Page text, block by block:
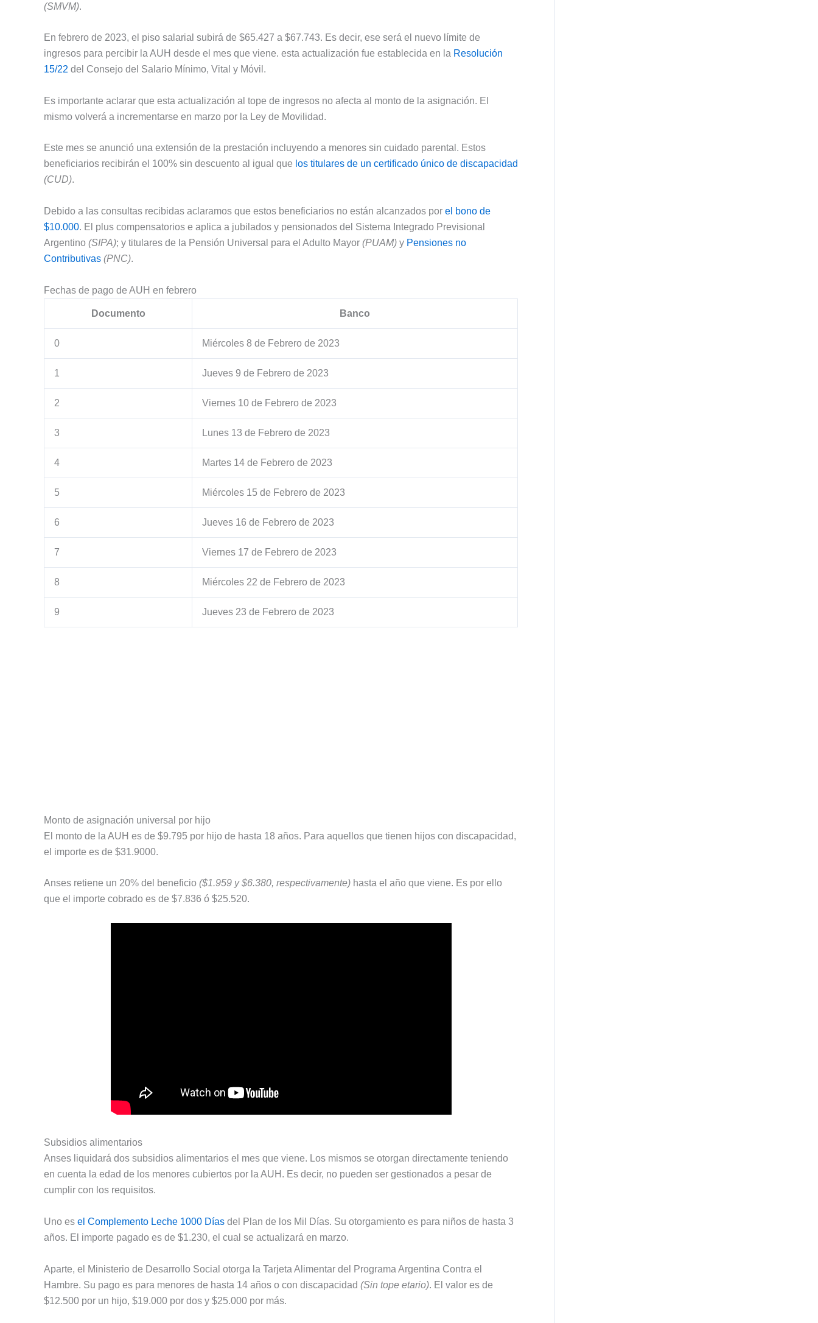
(SMVM).
En febrero de 2023, el piso salarial subirá de $65.427 a $67.743. Es decir, ese será el nuevo límite de
ingresos para percibir la AUH desde el mes que viene. esta actualización fue establecida en la Resolución
15/22 del Consejo del Salario Mínimo, Vital y Móvil.
Es importante aclarar que esta actualización al tope de ingresos no afecta al monto de la asignación. El
mismo volverá a incrementarse en marzo por la Ley de Movilidad.
Este mes se anunció una extensión de la prestación incluyendo a menores sin cuidado parental. Estos
beneficiarios recibirán el 100% sin descuento al igual que los titulares de un certificado único de discapacidad
(CUD).
Debido a las consultas recibidas aclaramos que estos beneficiarios no están alcanzados por el bono de
$10.000. El plus compensatorios e aplica a jubilados y pensionados del Sistema Integrado Previsional
Argentino (SIPA); y titulares de la Pensión Universal para el Adulto Mayor (PUAM) y Pensiones no
Contributivas (PNC).
Fechas de pago de AUH en febrero
Documento Banco
0 Miércoles 8 de Febrero de 2023
1 Jueves 9 de Febrero de 2023
2 Viernes 10 de Febrero de 2023
3 Lunes 13 de Febrero de 2023
4 Martes 14 de Febrero de 2023
5 Miércoles 15 de Febrero de 2023
6 Jueves 16 de Febrero de 2023
7 Viernes 17 de Febrero de 2023
8 Miércoles 22 de Febrero de 2023
9 Jueves 23 de Febrero de 2023
Monto de asignación universal por hijo
El monto de la AUH es de $9.795 por hijo de hasta 18 años. Para aquellos que tienen hijos con discapacidad,
el importe es de $31.9000.
Anses retiene un 20% del beneficio ($1.959 y $6.380, respectivamente) hasta el año que viene. Es por ello
que el importe cobrado es de $7.836 ó $25.520.
Subsidios alimentarios
Anses liquidará dos subsidios alimentarios el mes que viene. Los mismos se otorgan directamente teniendo
en cuenta la edad de los menores cubiertos por la AUH. Es decir, no pueden ser gestionados a pesar de
cumplir con los requisitos.
Uno es el Complemento Leche 1000 Días del Plan de los Mil Días. Su otorgamiento es para niños de hasta 3
años. El importe pagado es de $1.230, el cual se actualizará en marzo.
Aparte, el Ministerio de Desarrollo Social otorga la Tarjeta Alimentar del Programa Argentina Contra el
Hambre. Su pago es para menores de hasta 14 años o con discapacidad (Sin tope etario). El valor es de
$12.500 por un hijo, $19.000 por dos y $25.000 por más.